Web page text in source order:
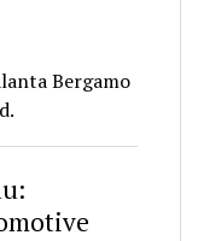
Bergamo